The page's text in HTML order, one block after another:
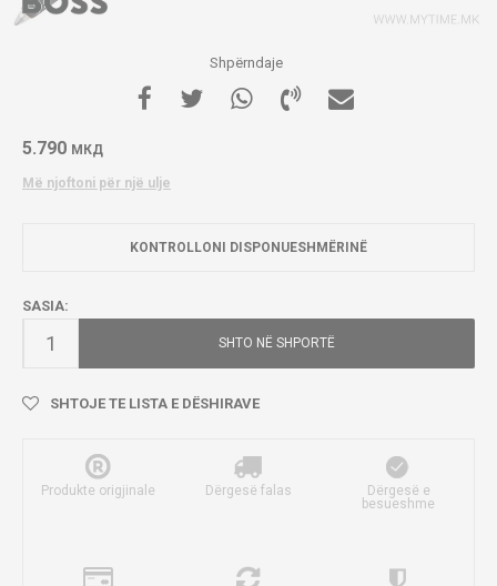
Shpërndaje
5.790 МКД
Më njoftoni për një ulje
KONTROLLONI DISPONUESHMËRINË
SASIA:
SHTO NË SHPORTË
SHTOJE TE LISTA E DËSHIRAVE
Produkte origjinale Dërgesë falas
Dërgesë e
besueshme